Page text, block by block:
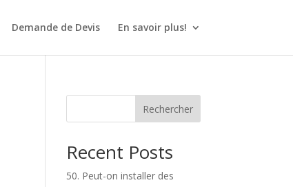
Demande de Devis En savoir plus!
Rechercher
Recent Posts
50. Peut-on installer des